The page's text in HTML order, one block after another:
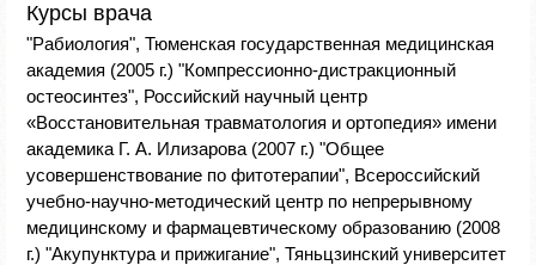
Курсы врача
"Рабиология", Тюменская государственная медицинская
академия (2005 г.) "Компрессионно-дистракционный
остеосинтез", Российский научный центр
«Восстановительная травматология и ортопедия» имени
академика Г. А. Илизарова (2007 г.) "Общее
усовершенствование по фитотерапии", Всероссийский
учебно-научно-методический центр по непрерывному
медицинскому и фармацевтическому образованию (2008
г.) "Акупунктура и прижигание", Тяньцзинский университет